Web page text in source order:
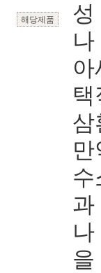
해당제품
성
삼
과
을